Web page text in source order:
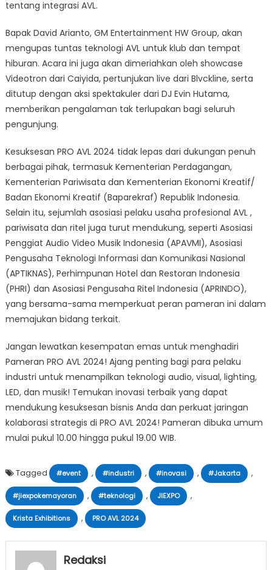
tentang integrasi AVL.
Bapak David Arianto, GM Entertainment HW Group, akan
mengupas tuntas teknologi AVL untuk klub dan tempat
hiburan. Acara ini juga akan dimeriahkan oleh showcase
Videotron dari Caiyida, pertunjukan live dari Blvckline, serta
ditutup dengan aksi spektakuler dari DJ Evin Hutama,
memberikan pengalaman tak terlupakan bagi seluruh
pengunjung.
Kesuksesan PRO AVL 2024 tidak lepas dari dukungan penuh
berbagai pihak, termasuk Kementerian Perdagangan,
Kementerian Pariwisata dan Kementerian Ekonomi Kreatif/
Badan Ekonomi Kreatif (Baparekraf) Republik Indonesia.
Selain itu, sejumlah asosiasi pelaku usaha profesional AVL ,
pariwisata dan ritel juga turut mendukung, seperti Asosiasi
Penggiat Audio Video Musik Indonesia (APAVMI), Asosiasi
Pengusaha Teknologi Informasi dan Komunikasi Nasional
(APTIKNAS), Perhimpunan Hotel dan Restoran Indonesia
(PHRI) dan Asosiasi Pengusaha Ritel Indonesia (APRINDO),
yang bersama-sama memperkuat peran pameran ini dalam
memajukan bidang terkait.
Jangan lewatkan kesempatan emas untuk menghadiri
Pameran PRO AVL 2024! Ajang penting bagi para pelaku
industri untuk menampilkan teknologi audio, visual, lighting,
LED, dan musik! Temukan inovasi terbaik yang dapat
mendukung kesuksesan bisnis Anda dan perkuat jaringan
kolaborasi strategis di PRO AVL 2024! Pameran dibuka umum
mulai pukul 10.00 hingga pukul 19.00 WIB.
Tagged #event , #industri , #inovasi , #Jakarta ,
#jiexpokemayoran , #teknologi , JIEXPO ,
Krista Exhibitions , PRO AVL 2024
Redaksi